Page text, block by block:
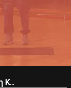
Κ...